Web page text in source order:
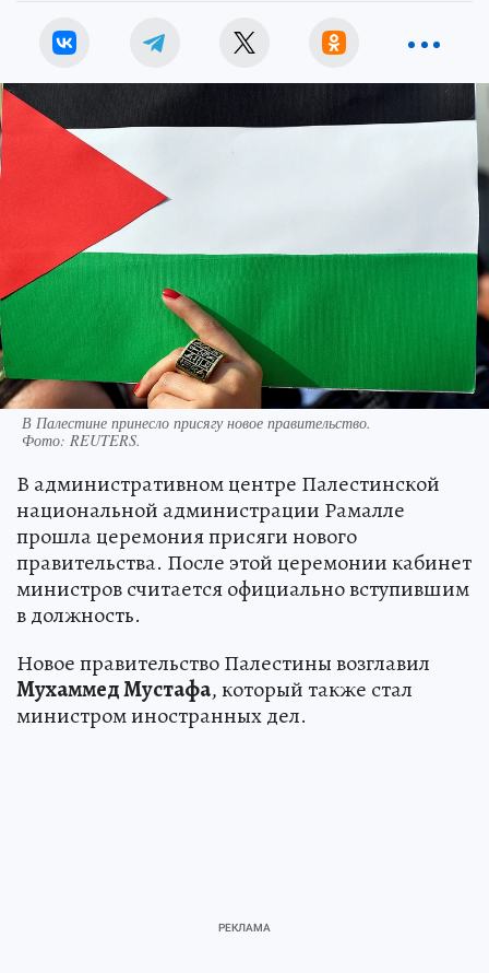
В Палестине принесло присягу новое правительство.
Фото: REUTERS.
В административном центре Палестинской
национальной администрации Рамалле
прошла церемония присяги нового
правительства. После этой церемонии кабинет
министров считается официально вступившим
в должность.
Новое правительство Палестины возглавил
Мухаммед Мустафа, который также стал
министром иностранных дел.